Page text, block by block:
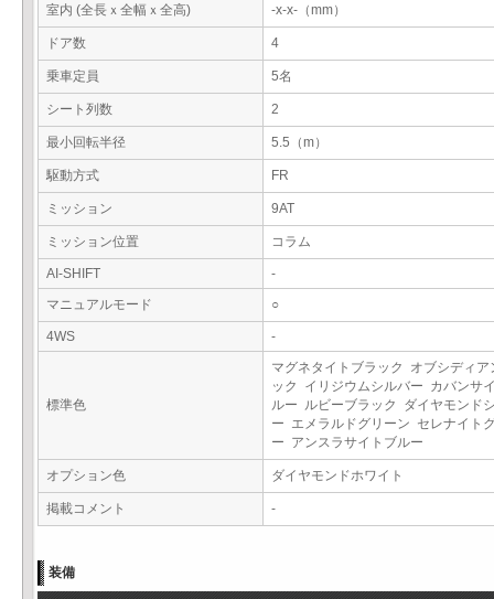
室内 (全長ｘ全幅ｘ全高) -x-x-（mm）
ドア数 4
乗車定員 5名
シート列数 2
最小回転半径 5.5（m）
駆動方式 FR
ミッション 9AT
ミッション位置 コラム
AI-SHIFT
-
マニュアルモード
○
4WS -
標準色
マグネタイトブラック オブシディア
ック イリジウムシルバー カバンサ
ルー ルビーブラック ダイヤモンド
ー エメラルドグリーン セレナイト
ー アンスラサイトブルー
オプション色 ダイヤモンドホワイト
掲載コメント -
装備